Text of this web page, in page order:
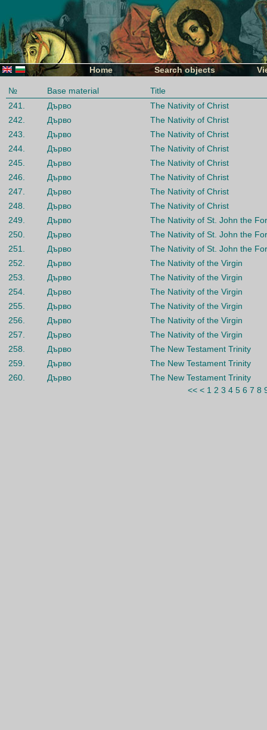
Home Search objects
№ Base material
Title
241.
Дърво
The Nativity of Christ
242.
Дърво
The Nativity of Christ
243.
Дърво
The Nativity of Christ
244.
Дърво
The Nativity of Christ
245.
Дърво
The Nativity of Christ
246.
Дърво
The Nativity of Christ
247.
Дърво
The Nativity of Christ
248.
Дърво
The Nativity of Christ
249.
Дърво
The Nativity of St. John the
250.
Дърво
The Nativity of St. John the
251.
Дърво
The Nativity of St. John the
252.
Дърво
The Nativity of the Virgin
253.
Дърво
The Nativity of the Virgin
254.
Дърво
The Nativity of the Virgin
255.
Дърво
The Nativity of the Virgin
256.
Дърво
The Nativity of the Virgin
257.
Дърво
The Nativity of the Virgin
258.
Дърво
The New Testament Trinity
259.
Дърво
The New Testament Trinity
260.
Дърво
The New Testament Trinity
<< < 1 2 3 4 5 6 7 8